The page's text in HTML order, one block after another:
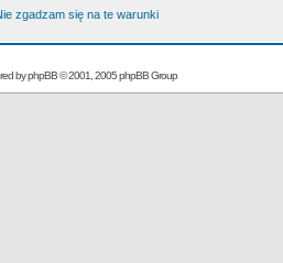
zgadzam się na te warunki
byphpBB© 2001, 2005 phpBB Group